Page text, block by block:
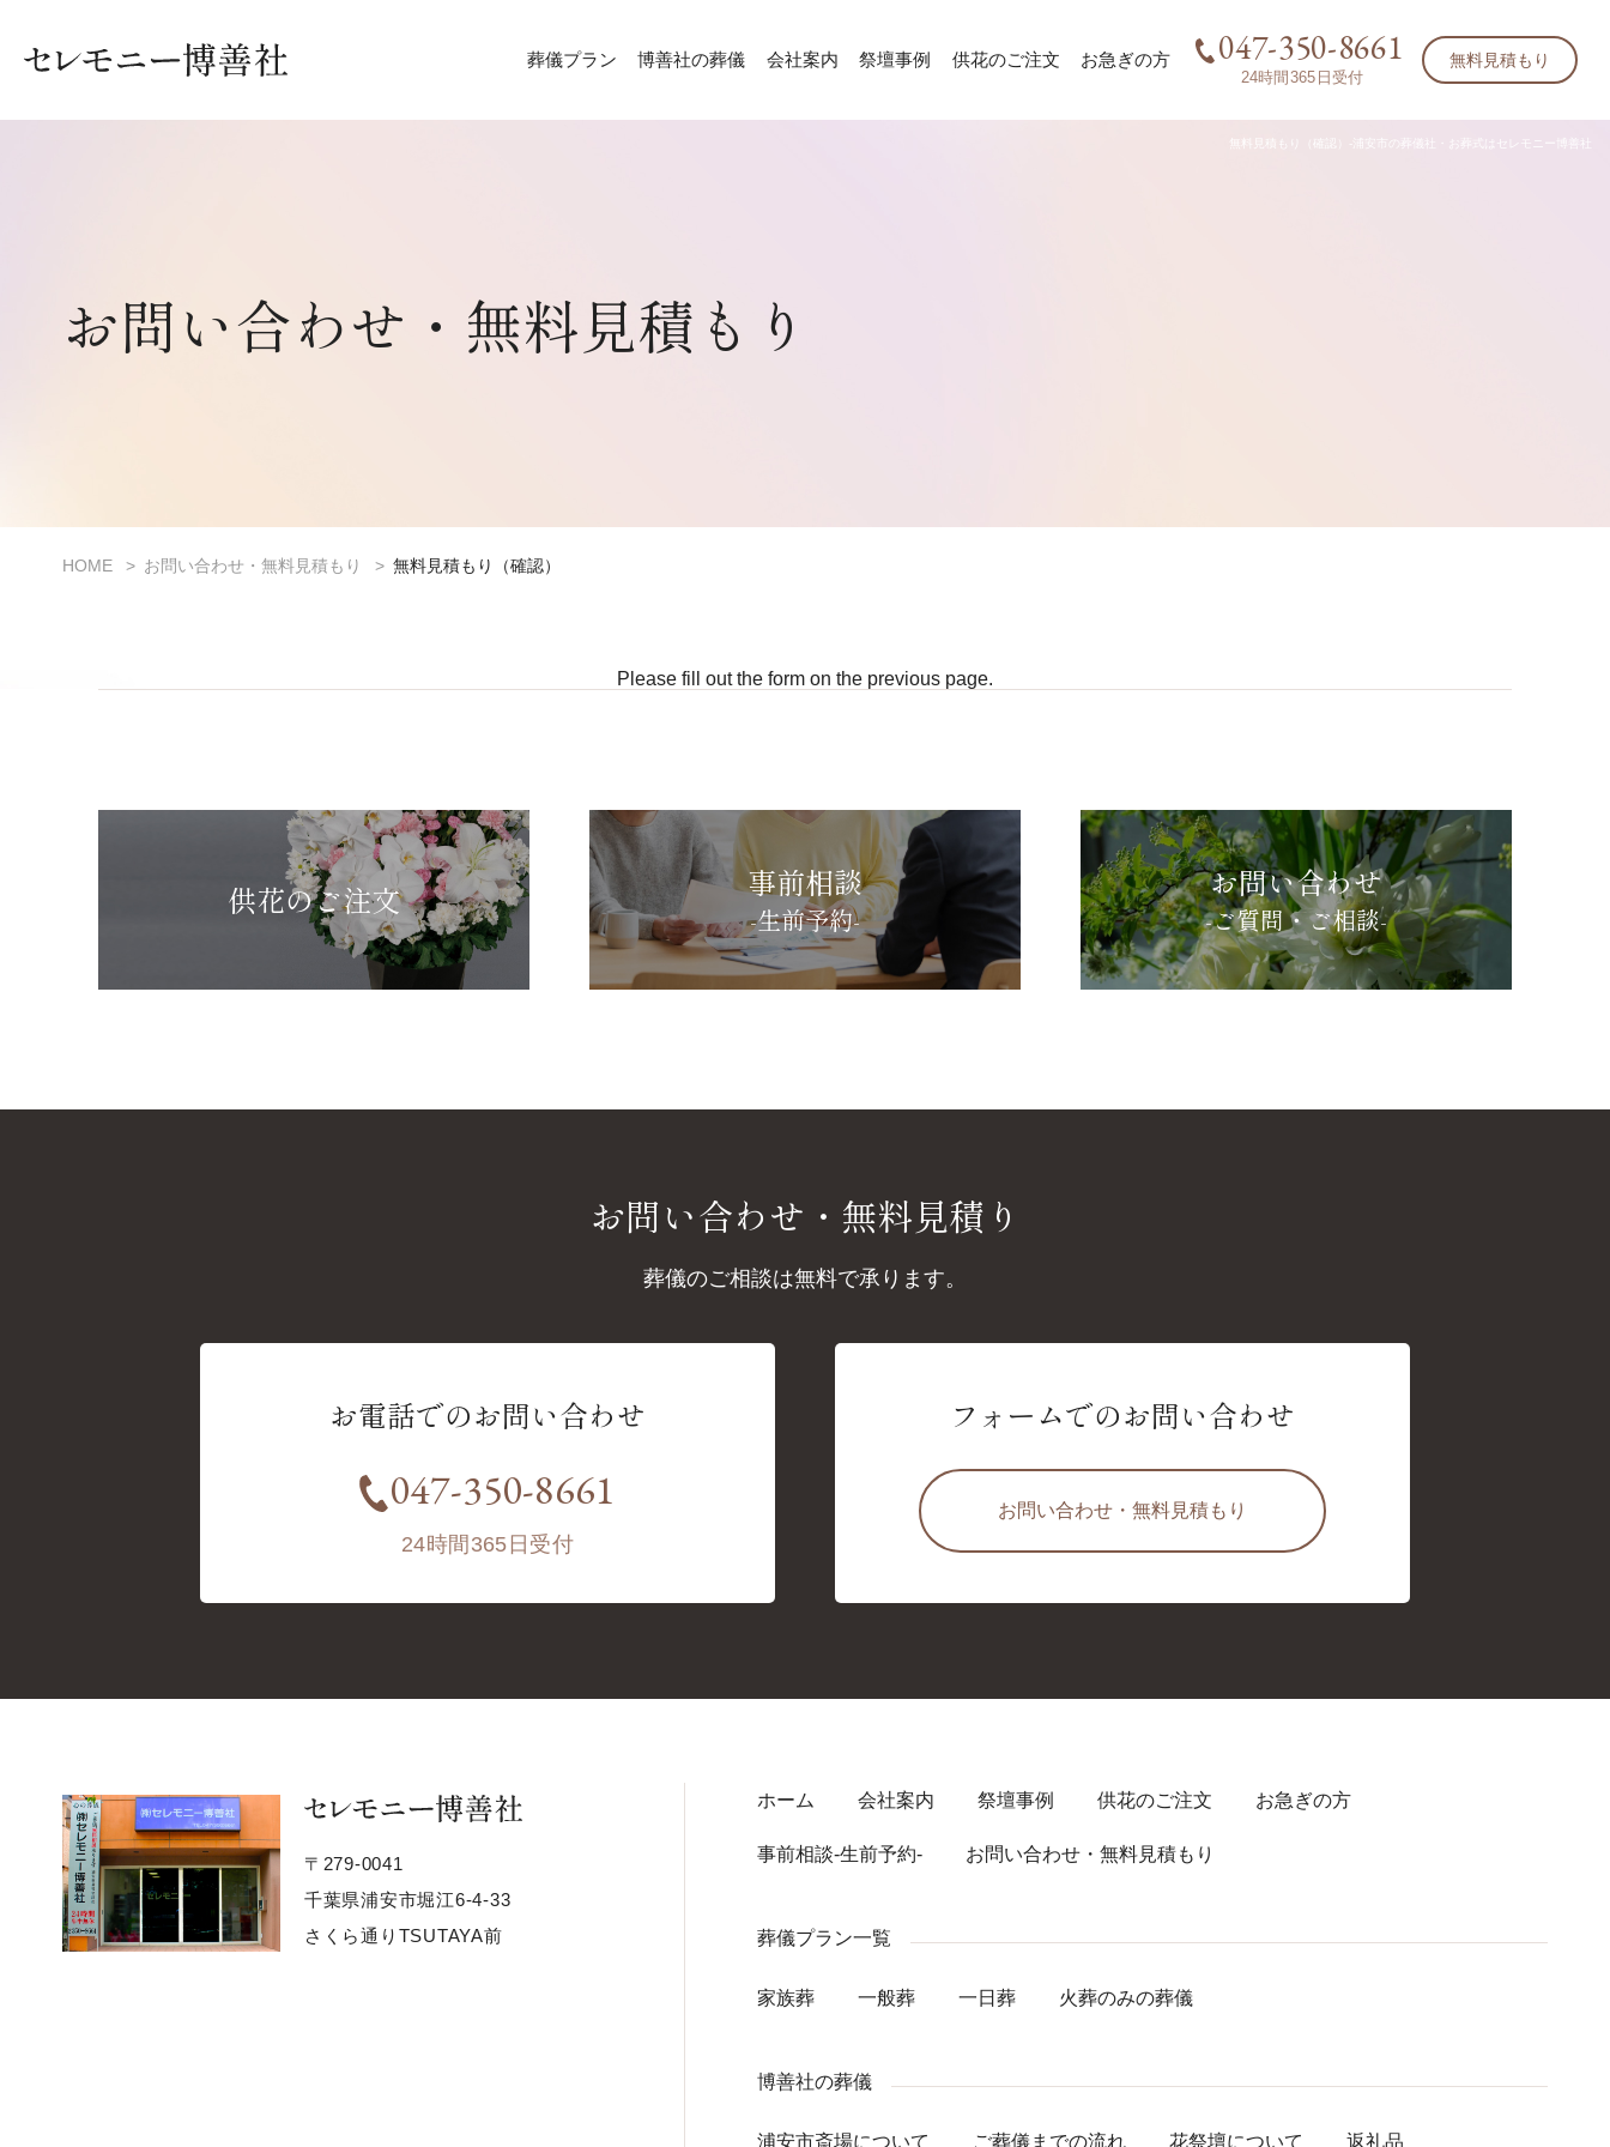
葬儀プラン 博善社の葬儀 会社案内 祭壇事例 供花のご注文 お急ぎの方 047-350-8661
24時間365日受付
無料見積もり
無料見積もり（確認）-浦安市の葬儀社・お葬式はセレモニー博善社
お問い合わせ・無料見積もり
HOME お問い合わせ・無料見積もり 無料見積もり（確認）
Please fill out the form on the previous page.
供花のご注文 事前相談
-生前予約-
お問い合わせ
-ご質問・ご相談-
お問い合わせ ・ 無料見積り
葬儀のご相談は無料で承ります。
お電話でのお問い合わせ
047-350-8661
24時間365日受付
フォームでのお問い合わせ
お問い合わせ・無料見積もり
〒279-0041
千葉県浦安市堀江6-4-33
さくら通りTSUTAYA前
ホーム 会社案内 祭壇事例 供花のご注文 お急ぎの方
事前相談-生前予約- お問い合わせ・無料見積もり
葬儀プラン一覧
家族葬 一般葬 一日葬 火葬のみの葬儀
博善社の葬儀
浦安市斎場について ご葬儀までの流れ 花祭壇について 返礼品